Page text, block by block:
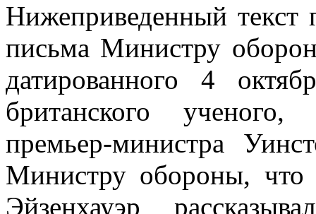
Нижеприведенный текст
письма Министру
датированного 4
британского ученого,
премьер-министра
Министру обороны, что
Эйзенхауэр